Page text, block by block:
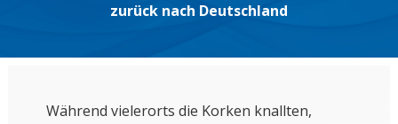
zurück nach Deutschland
Während vielerorts die Korken knallten,